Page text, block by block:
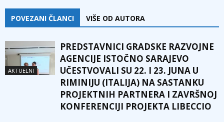
POVEZANI ČLANCI VIŠE OD AUTORA
AKTUELNI
PREDSTAVNICI GRADSKE RAZVOJNE
AGENCIJE ISTOČNO SARAJEVO
UČESTVOVALI SU 22. I 23. JUNA U
RIMINIJU (ITALIJA) NA SASTANKU
PROJEKTNIH PARTNERA I ZAVRŠNOJ
KONFERENCIJI PROJEKTA LIBECCIO